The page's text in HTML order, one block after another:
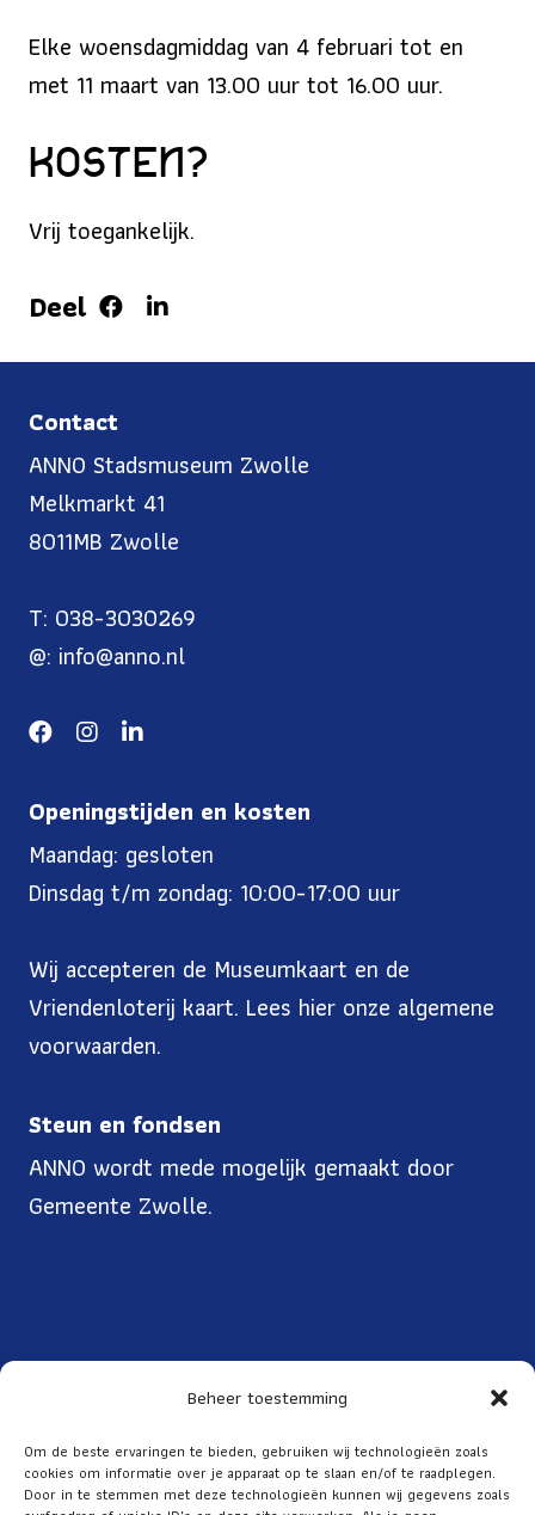
Beheer toestemming
Om de beste ervaringen te bieden, gebruiken wij technologieën zoals
cookies om informatie over je apparaat op te slaan en/of te raadplegen.
Door in te stemmen met deze technologieën kunnen wij gegevens zoals
Elke woensdagmiddag van 4 februari tot en
met 11 maart van 13.00 uur tot 16.00 uur.
Kosten?
Vrij toegankelijk.
Deel
Contact
ANNO Stadsmuseum Zwolle
Melkmarkt 41
8011MB Zwolle
T: 038-3030269
@: info@anno.nl
Openingstijden en kosten
Maandag: gesloten
Dinsdag t/m zondag: 10:00-17:00 uur
Wij accepteren de Museumkaart en de
Vriendenloterij kaart. Lees hier onze algemene
voorwaarden.
Steun en fondsen
ANNO wordt mede mogelijk gemaakt door
Gemeente Zwolle.
Toegankelijkheid
Over ANNO